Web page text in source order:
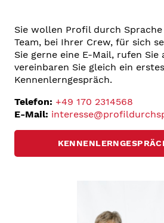
Sie wollen Profil durch
Team, bei Ihrer Crew, für sich
Sie gerne eine E-Mail, rufen Sie
vereinbaren Sie gleich ein
Kennenlerngespräch.
Telefon: +49 170 2314568
E-Mail: